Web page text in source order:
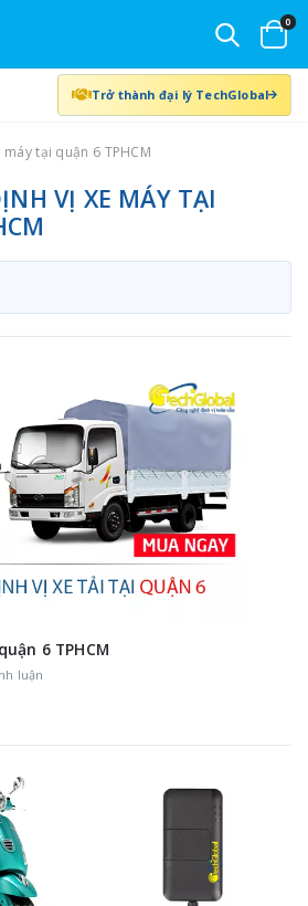
0
Trở thành đại lý TechGlobal
tại quận 6 TPHCM
VỊ XE MÁY TẠI
6 TPHCM
luận